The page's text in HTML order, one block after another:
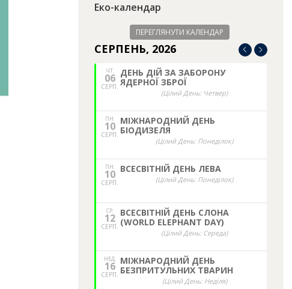
Еко-календар
ПЕРЕГЛЯНУТИ КАЛЕНДАР
СЕРПЕНЬ, 2026
ЧТ.
06
СЕРП.
ДЕНЬ ДІЙ ЗА ЗАБОРОНУ
ЯДЕРНОЇ ЗБРОЇ
(Цілий День: Четвер)
ПН.
10
СЕРП.
МІЖНАРОДНИЙ ДЕНЬ
БІОДИЗЕЛЯ
(Цілий День: Понеділок)
ПН.
10
СЕРП.
ВСЕСВІТНІЙ ДЕНЬ ЛЕВА
(Цілий День: Понеділок)
СР.
12
СЕРП.
ВСЕСВІТНІЙ ДЕНЬ СЛОНА
(WORLD ELEPHANT DAY)
(Цілий День: Середа)
НЕД,
16
СЕРП.
МІЖНАРОДНИЙ ДЕНЬ
БЕЗПРИТУЛЬНИХ ТВАРИН
(Цілий День: Неділя)